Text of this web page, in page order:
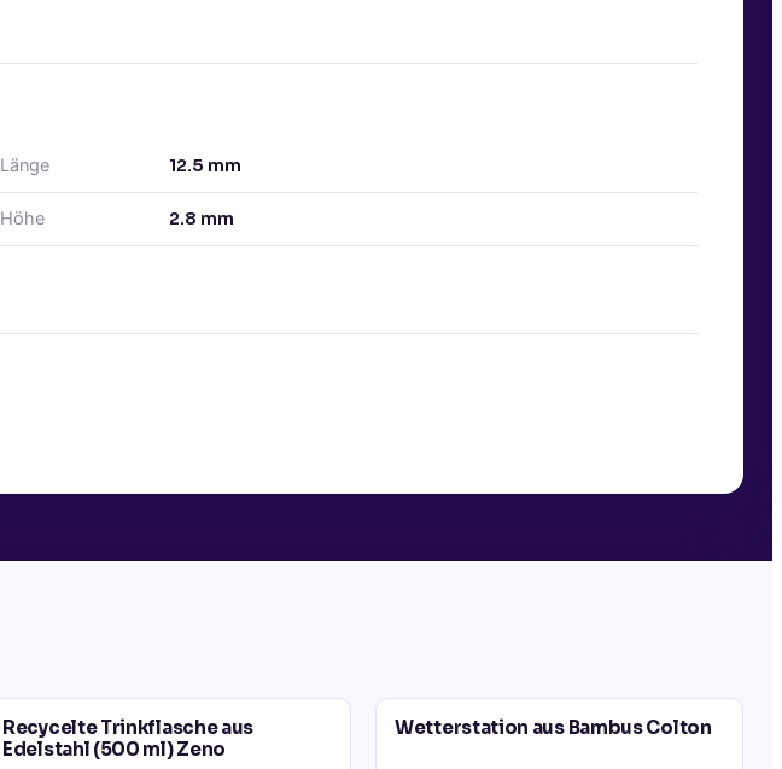
Länge 12.5 mm
Höhe 2.8 mm
Recycelte Trinkflasche aus
Edelstahl (500 ml) Zeno
Wetterstation aus Bambus Colton